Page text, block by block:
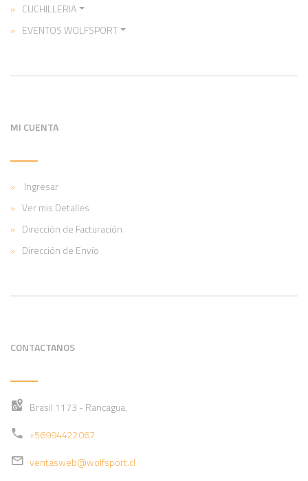
CUCHILLERIA
EVENTOS WOLFSPORT
MI CUENTA
Ingresar
Ver mis Detalles
Dirección de Facturación
Dirección de Envío
CONTACTANOS
Brasil 1173 - Rancagua,
+56994422067
ventasweb@wolfsport.cl